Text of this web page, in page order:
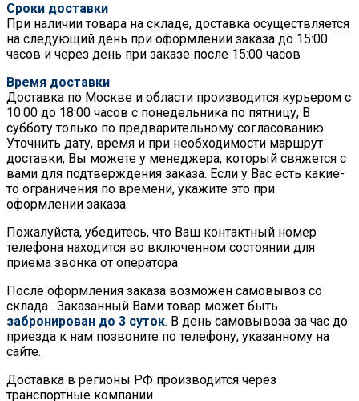
Сроки доставки
При наличии товара на складе, доставка осуществляется
на следующий день при оформлении заказа до 15:00
часов и через день при заказе после 15:00 часов
Время доставки
Доставка по Москве и области производится курьером с
10:00 до 18:00 часов с понедельника по пятницу, В
субботу только по предварительному согласованию.
Уточнить дату, время и при необходимости маршрут
доставки, Вы можете у менеджера, который свяжется с
вами для подтверждения заказа. Если у Вас есть какие-
то ограничения по времени, укажите это при
оформлении заказа
Пожалуйста, убедитесь, что Ваш контактный номер
телефона находится во включенном состоянии для
приема звонка от оператора
После оформления заказа возможен самовывоз со
склада . Заказанный Вами товар может быть
забронирован до 3 суток. В день самовывоза за час до
приезда к нам позвоните по телефону, указанному на
сайте.
Доставка в регионы РФ производится через
транспортные компании